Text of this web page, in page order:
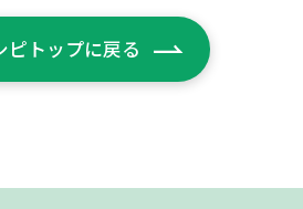
ピトップに戻る